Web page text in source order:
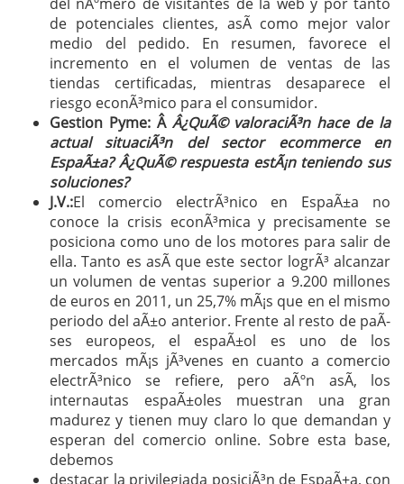
de potenciales clientes, asÃ­ como mejor valor
medio del pedido. En resumen, favorece el
incremento en el volumen de ventas de las
tiendas certificadas, mientras desaparece el
riesgo econÃ³mico para el consumidor.
Gestion Pyme: Â Â¿QuÃ© valoraciÃ³n hace de la
actual situaciÃ³n del sector ecommerce en
EspaÃ±a? Â¿QuÃ© respuesta estÃ¡n teniendo sus
soluciones?
J.V.:El comercio electrÃ³nico en EspaÃ±a no
conoce la crisis econÃ³mica y precisamente se
posiciona como uno de los motores para salir de
ella. Tanto es asÃ­ que este sector logrÃ³ alcanzar
un volumen de ventas superior a 9.200 millones
de euros en 2011, un 25,7% mÃ¡s que en el mismo
periodo del aÃ±o anterior. Frente al resto de paÃ­
ses europeos, el espaÃ±ol es uno de los
mercados mÃ¡s jÃ³venes en cuanto a comercio
electrÃ³nico se refiere, pero aÃºn asÃ­, los
internautas espaÃ±oles muestran una gran
madurez y tienen muy claro lo que demandan y
esperan del comercio online. Sobre esta base,
debemos
destacar la privilegiada posiciÃ³n de EspaÃ±a, con